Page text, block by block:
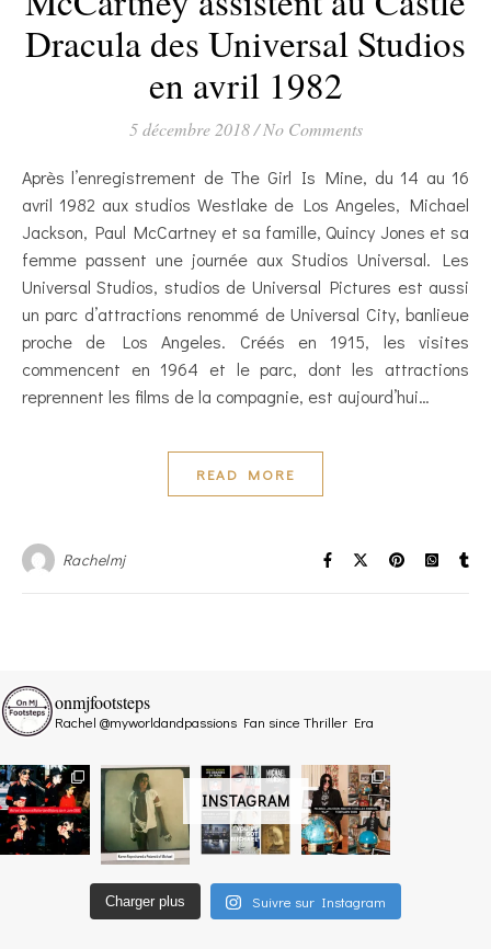
Dracula des Universal Studios
en avril 1982
5 décembre 2018/ No Comments
Après l’enregistrement de The Girl Is Mine, du 14 au 16
avril 1982 aux studios Westlake de Los Angeles, Michael
Jackson, Paul McCartney et sa famille, Quincy Jones et sa
femme passent une journée aux Studios Universal. Les
Universal Studios, studios de Universal Pictures est aussi
un parc d’attractions renommé de Universal City, banlieue
proche de Los Angeles. Créés en 1915, les visites
commencent en 1964 et le parc, dont les attractions
reprennent les films de la compagnie, est aujourd’hui…
READ MORE
Rachelmj
INSTAGRAM
onmjfootsteps
Rachel @myworldandpassions Fan since Thriller Era
Charger plus Suivre sur Instagram